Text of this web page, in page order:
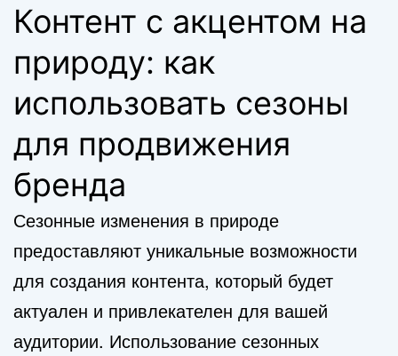
Контент с акцентом на
природу: как
использовать сезоны
для продвижения
бренда
Сезонные изменения в природе
предоставляют уникальные возможности
для создания контента, который будет
актуален и привлекателен для вашей
аудитории. Использование сезонных